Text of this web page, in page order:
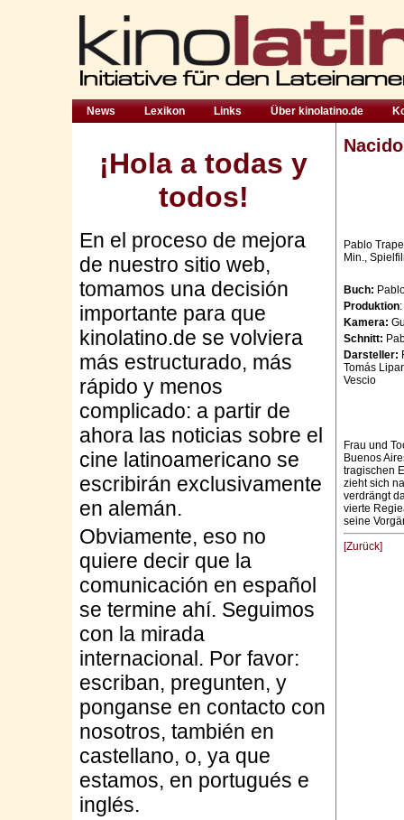
News Lexikon Links Über kinolatino.de
¡Hola a todas y
todos!
En el proceso de mejora
de nuestro sitio web,
tomamos una decisión
importante para que
kinolatino.de se volviera
más estructurado, más
rápido y menos
complicado: a partir de
ahora las noticias sobre el
cine latinoamericano se
escribirán exclusivamente
en alemán.
Obviamente, eso no
quiere decir que la
comunicación en español
se termine ahí. Seguimos
con la mirada
internacional. Por favor:
escriban, pregunten, y
ponganse en contacto con
nosotros, también en
castellano, o, ya que
estamos, en portugués e
inglés.
Pablo
Min.,
Buch:
Produktion:
Kamera:
Schnitt:
Darsteller:
Tomás
Vescio
Frau und
Buenos
tragischen
zieht sich
verdrängt
vierte
seine
[Zurück]